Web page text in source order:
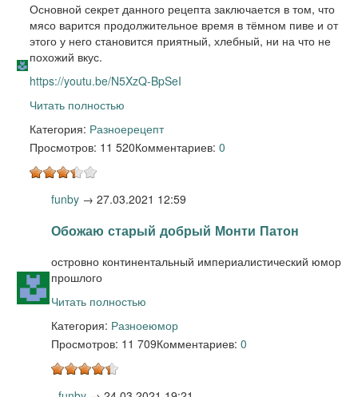
Основной секрет данного рецепта заключается в том, что
мясо варится продолжительное время в тёмном пиве и от
этого у него становится приятный, хлебный, ни на что не
похожий вкус.
https://youtu.be/N5XzQ-BpSeI
Читать полностью
Категория: Разноерецепт
Просмотров: 11 520Комментариев: 0
funby → 27.03.2021 12:59
Обожаю старый добрый Монти Патон
островно континентальный империалистический юмор
прошлого
Читать полностью
Категория: Разноеюмор
Просмотров: 11 709Комментариев: 0